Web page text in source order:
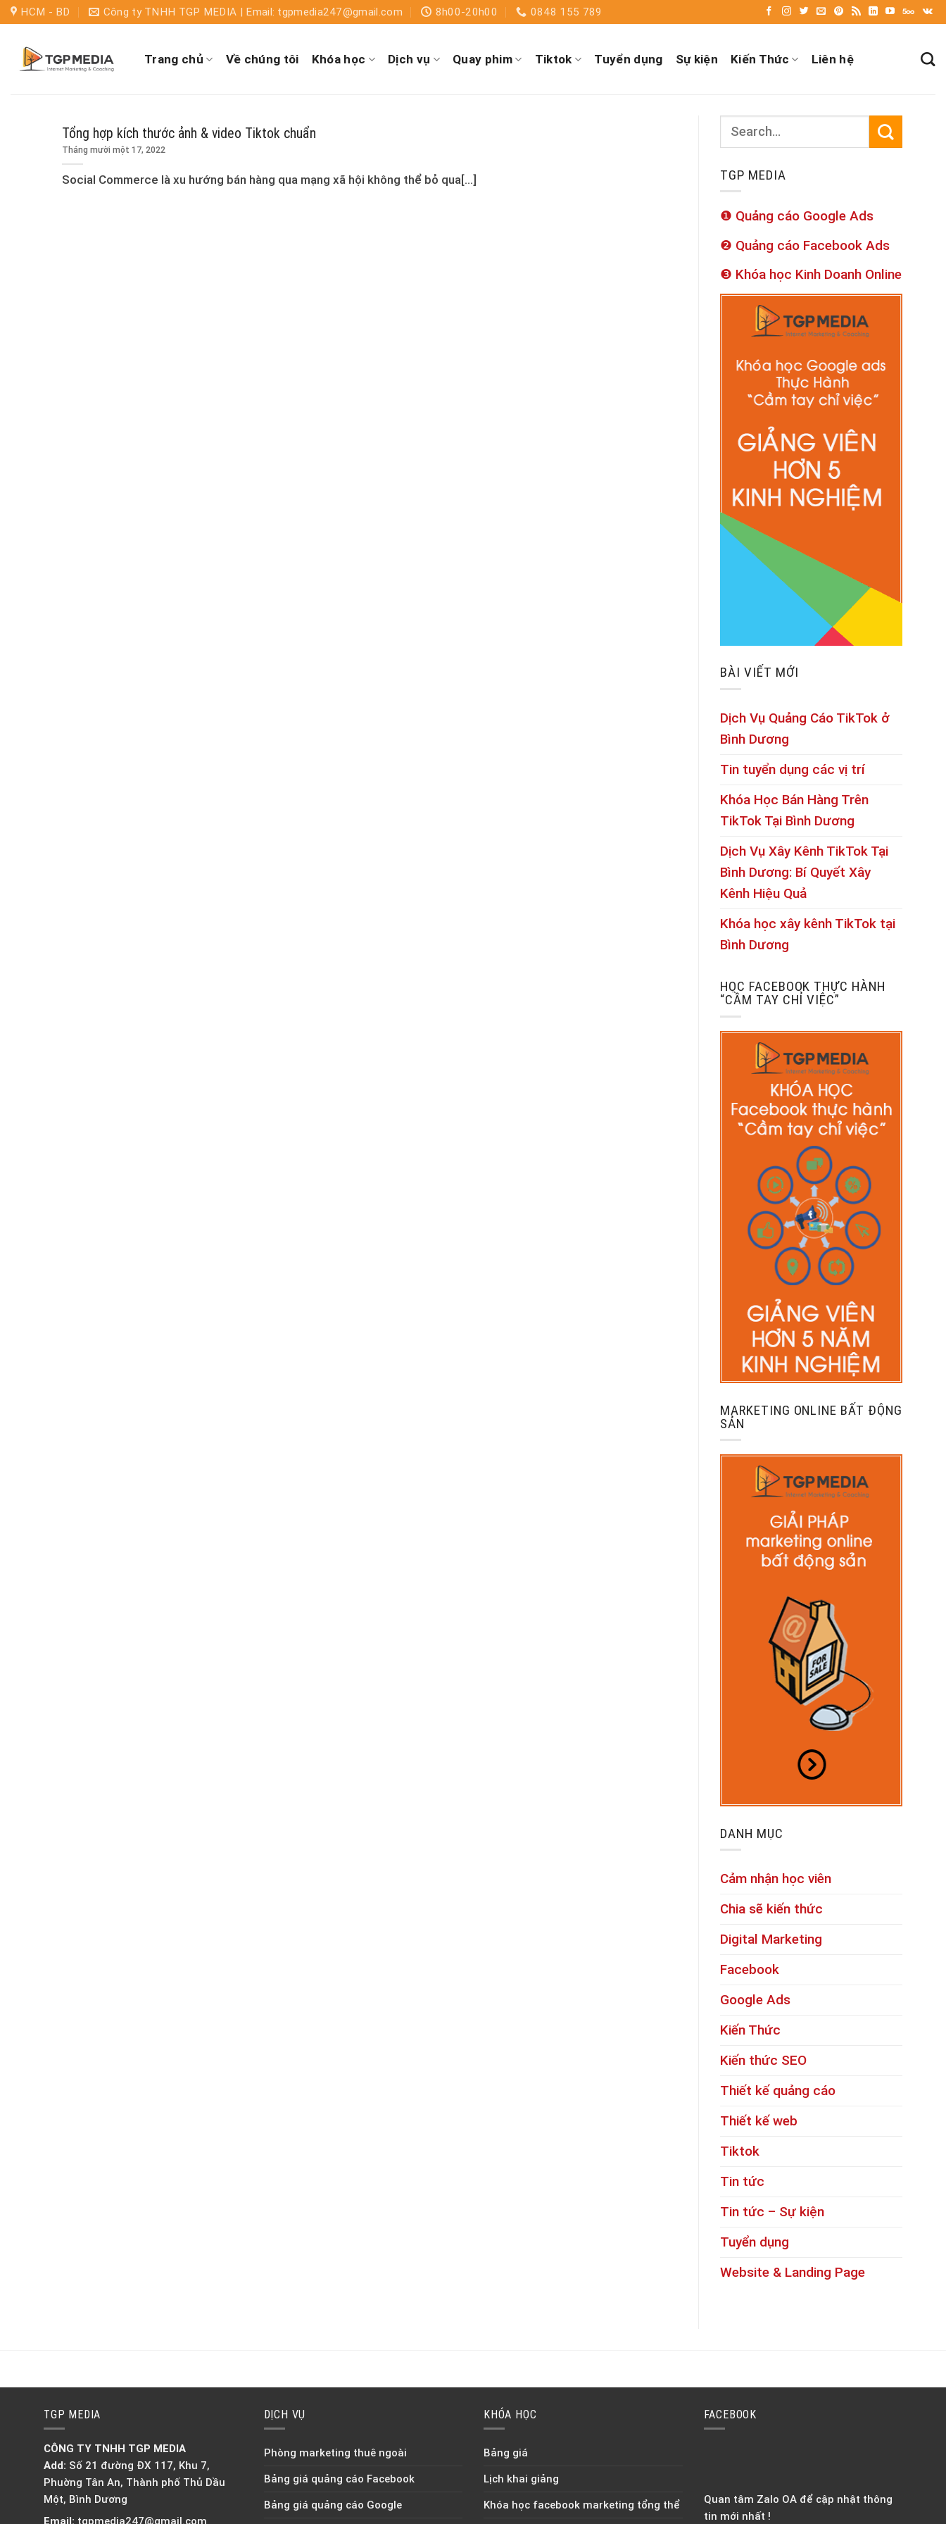
HCM - BD Công ty TNHH TGP MEDIA | Email: tgpmedia247@gmail.com 8h00-20h00 0848 155 789
Trang chủ Về chúng tôi Khóa học Dịch vụ Quay phim Tiktok Tuyển dụng Sự kiện Kiến Thức Liên hệ
Tổng hợp kích thước ảnh & video Tiktok chuẩn
Tháng mười một 17, 2022
Social Commerce là xu hướng bán hàng qua mạng xã hội không thể bỏ qua[...] TGP MEDIA
❶ Quảng cáo Google Ads
❷ Quảng cáo Facebook Ads
❸ Khóa học Kinh Doanh Online
BÀI VIẾT MỚI
Dịch Vụ Quảng Cáo TikTok ở
Bình Dương
Tin tuyển dụng các vị trí
Khóa Học Bán Hàng Trên
TikTok Tại Bình Dương
Dịch Vụ Xây Kênh TikTok Tại
Bình Dương: Bí Quyết Xây
Kênh Hiệu Quả
Khóa học xây kênh TikTok tại
Bình Dương
HỌC FACEBOOK THỰC HÀNH
“CẦM TAY CHỈ VIỆC”
MARKETING ONLINE BẤT ĐỘNG
SẢN
DANH MỤC
Cảm nhận học viên
Chia sẽ kiến thức
Digital Marketing
Facebook
Google Ads
Kiến Thức
Kiến thức SEO
Thiết kế quảng cáo
Thiết kế web
Tiktok
Tin tức
Tin tức – Sự kiện
Tuyển dụng
Website & Landing Page
TGP MEDIA
CÔNG TY TNHH TGP MEDIA
Add: Số 21 đường ĐX 117, Khu 7,
Phuờng Tân An, Thành phố Thủ Dầu
Một, Bình Dương
Email: tgpmedia247@gmail.com
DỊCH VỤ
Phòng marketing thuê ngoài
Bảng giá quảng cáo Facebook
Bảng giá quảng cáo Google
KHÓA HỌC
Bảng giá
Lịch khai giảng
Khóa học facebook marketing tổng thể
FACEBOOK
Quan tâm Zalo OA để cập nhật thông
tin mới nhất !